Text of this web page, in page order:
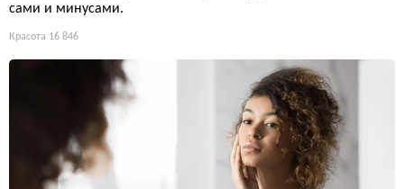
сами и минусами.
Красота 16 846